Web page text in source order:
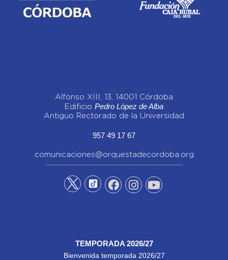
Alfonso XIII, 13, 14001 Córdoba
Edificio Pedro López de Alba
Antiguo Rectorado de la Universidad
957 49 17 67
comunicaciones@orquestadecordoba.org
TEMPORADA 2026/27
Bienvenida temporada 2026/27